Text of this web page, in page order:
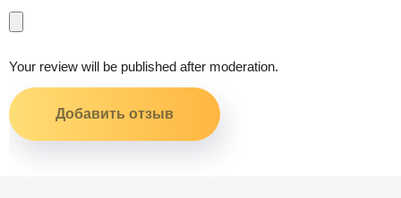
Your review will be published after moderation.